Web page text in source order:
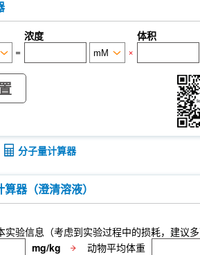
浓度
体积
=
×
分子量计算器
器（澄清溶液）
实验信息（考虑到实验过程中的损耗，建议
mg/kg 动物平均体重